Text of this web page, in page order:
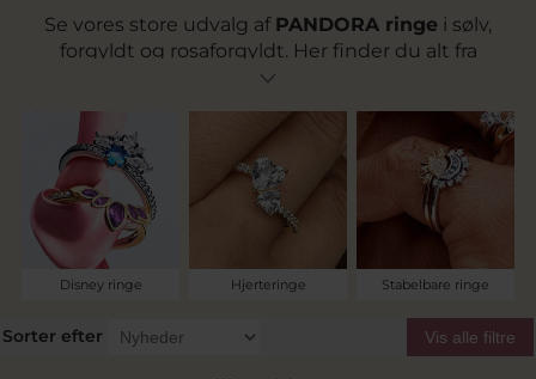
Se vores store udvalg af PANDORA ringe i sølv,
forgyldt og rosaforgyldt. Her finder du alt fra
PANDORA sølv ringe
Uanset om du søger en romantisk gave eller en
stilfuld hverdagsring, finder du den hos Pind J.
Design – autoriseret PANDORA forhandler med
hurtig levering og fremragende anmeldelser.
Disney ringe Hjerteringe Stabelbare ringe
Sorter efter Vis alle filtre